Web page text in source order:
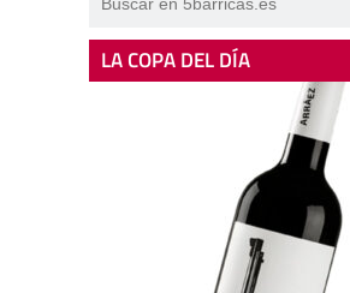
LA COPA DEL DÍA